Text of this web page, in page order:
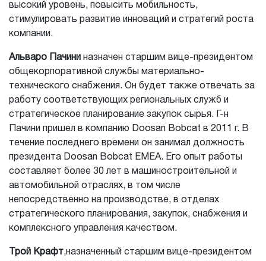
высокий уровень, повысить мобильность,
стимулировать развитие инноваций и стратегий роста
компании.
Альваро Пачини назначен старшим вице-президентом
общекорпоративной службы материально-
технического снабжения. Он будет также отвечать за
работу соответствующих региональных служб и
стратегическое планирование закупок сырья. Г-н
Пачини пришел в компанию Doosan Bobcat в 2011 г. В
течение последнего времени он занимал должность
президента Doosan Bobcat EMEA. Его опыт работы
составляет более 30 лет в машиностроительной и
автомобильной отраслях, в том числе
непосредственно на производстве, в отделах
стратегического планирования, закупок, снабжения и
комплексного управления качеством.
Трой Крафт,назначенный старшим вице-президентом